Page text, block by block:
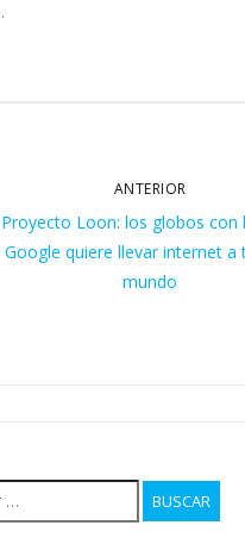
ANTERIOR
Proyecto Loon: los globos con
Google quiere llevar internet a
mundo